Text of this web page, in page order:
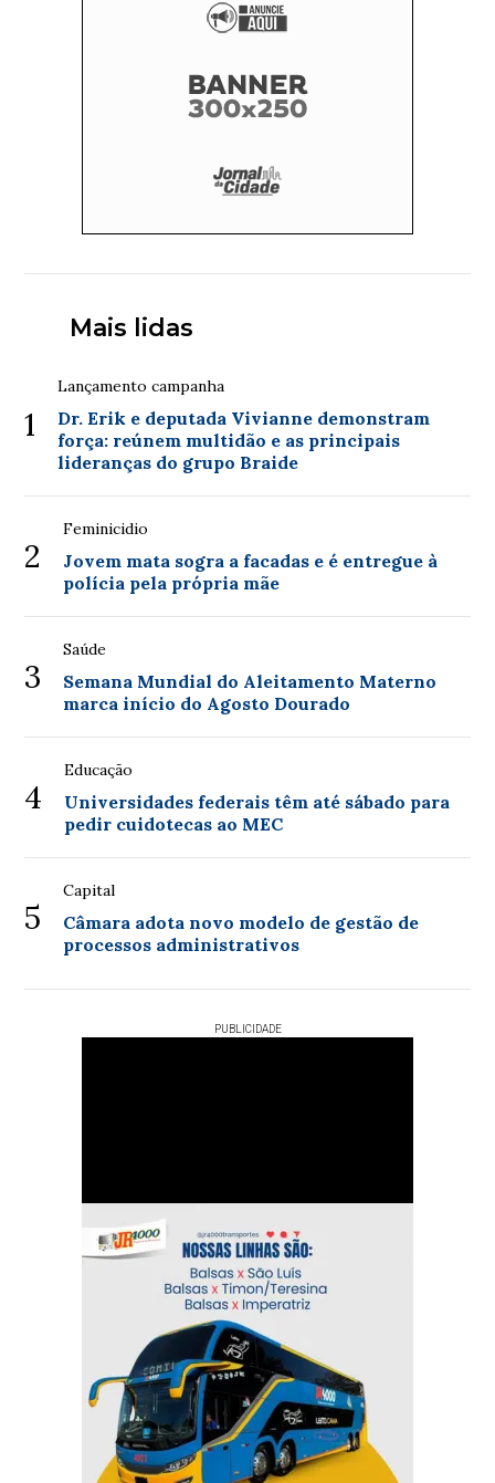
Mais lidas
1
Lançamento campanha
Dr. Erik e deputada Vivianne demonstram
força: reúnem multidão e as principais
lideranças do grupo Braide
2
Feminicidio
Jovem mata sogra a facadas e é entregue à
polícia pela própria mãe
3
Saúde
Semana Mundial do Aleitamento Materno
marca início do Agosto Dourado
4
Educação
Universidades federais têm até sábado para
pedir cuidotecas ao MEC
5
Capital
Câmara adota novo modelo de gestão de
processos administrativos
PUBLICIDADE